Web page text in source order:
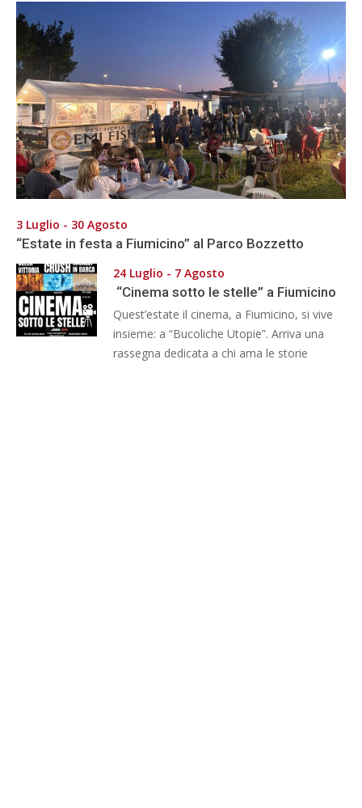
3 Luglio - 30 Agosto
“Estate in festa a Fiumicino” al Parco Bozzetto
24 Luglio - 7 Agosto
“Cinema sotto le stelle” a Fiumicino
Quest’estate il cinema, a Fiumicino, si vive
insieme: a “Bucoliche Utopie”. Arriva una
rassegna dedicata a chi ama le storie